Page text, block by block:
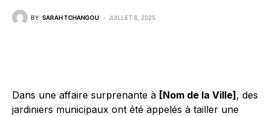
BY SARAH TCHANGOU JUILLET 8, 2025
Dans une affaire surprenante à [Nom de la Ville], des
jardiniers municipaux ont été appelés à tailler une